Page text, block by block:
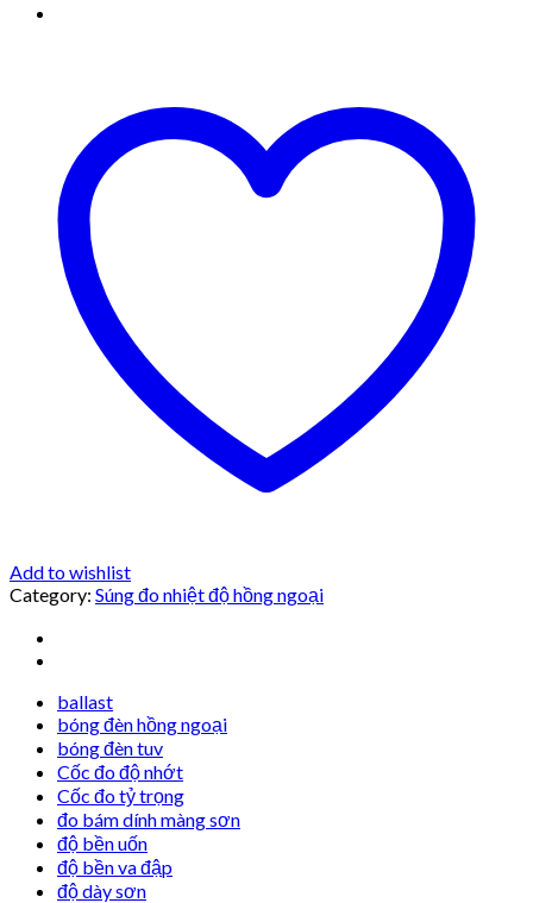
Add to wishlist
Category: Súng đo nhiệt độ hồng ngoại
ballast
bóng đèn hồng ngoại
bóng đèn tuv
Cốc đo độ nhớt
Cốc đo tỷ trọng
đo bám dính màng sơn
độ bền uốn
độ bền va đập
độ dày sơn